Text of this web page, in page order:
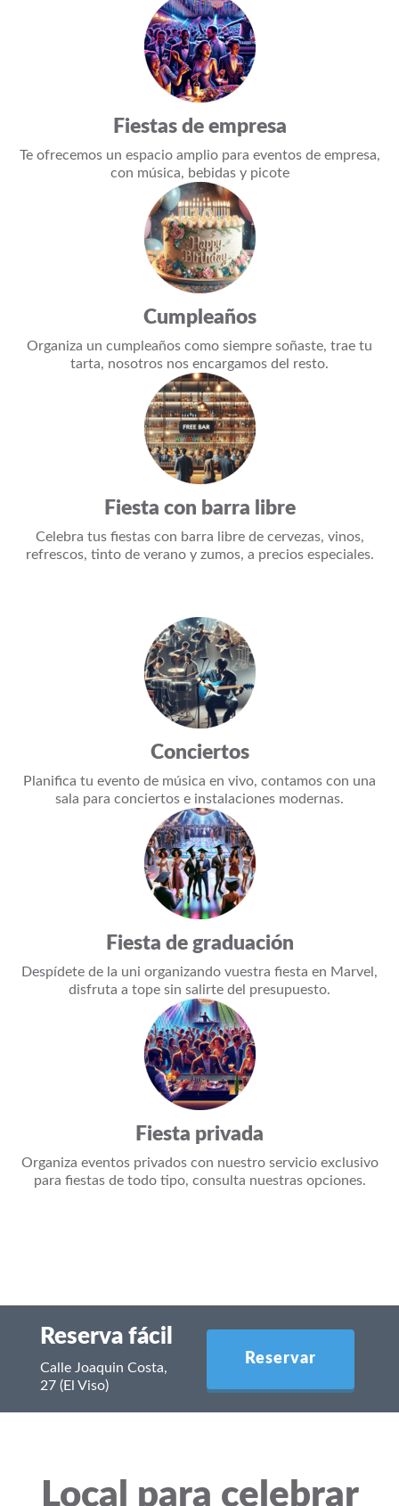
Fiestas de empresa
Te ofrecemos un espacio amplio para eventos de empresa,
con música, bebidas y picote
Cumpleaños
Organiza un cumpleaños como siempre soñaste, trae tu
tarta, nosotros nos encargamos del resto.
Fiesta con barra libre
Celebra tus fiestas con barra libre de cervezas, vinos,
refrescos, tinto de verano y zumos, a precios especiales.
Conciertos
Planifica tu evento de música en vivo, contamos con una
sala para conciertos e instalaciones modernas.
Fiesta de graduación
Despídete de la uni organizando vuestra fiesta en Marvel,
disfruta a tope sin salirte del presupuesto.
Fiesta privada
Organiza eventos privados con nuestro servicio exclusivo
para fiestas de todo tipo, consulta nuestras opciones.
Reserva fácil
Calle Joaquin Costa,
27 (El Viso)
Reservar
Local para celebrar